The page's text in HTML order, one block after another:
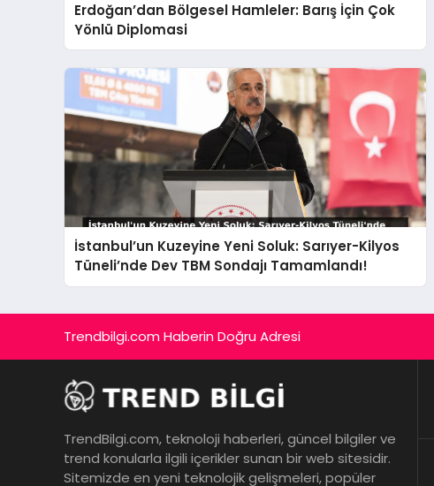
Erdoğan’dan Bölgesel Hamleler: Barış İçin Çok
Yönlü Diplomasi
İstanbul’un Kuzeyine Yeni Soluk: Sarıyer-Kilyos
Tüneli’nde Dev TBM Sondajı Tamamlandı!
Trendbilgi.com Haberin Doğru Adresi
TrendBilgi.com, teknoloji haberleri, güncel bilgiler ve
trend konularla ilgili içerikler sunan bir web sitesidir.
Sitemizde en yeni teknolojik gelişmeleri, popüler